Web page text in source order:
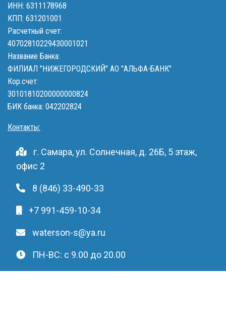
ИНН: 6311178968
КПП: 631201001
Расчетный счет:
40702810229430001021
Название Банка:
ФИЛИАЛ "НИЖЕГОРОДСКИЙ" АО "АЛЬФА-БАНК"
Кор.счет:
30101810200000000824
БИК банка: 042202824
Контакты:
г. Самара, ул. Солнечная, д. 26Б, 5 этаж,
офис 2
8 (846) 33-490-33
+7 991-459-10-34
waterson-s@ya.ru
ПН-ВС: c 9.00 до 20.00